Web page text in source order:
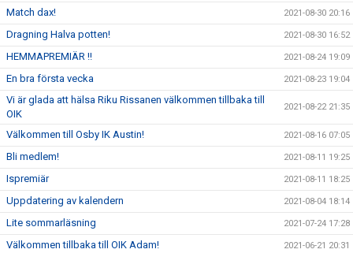
Match dax! 2021-08-30 20:16
Dragning Halva potten! 2021-08-30 16:52
HEMMAPREMIÄR !! 2021-08-24 19:09
En bra första vecka 2021-08-23 19:04
Vi är glada att hälsa Riku Rissanen välkommen tillbaka till
OIK
2021-08-22 21:35
Välkommen till Osby IK Austin! 2021-08-16 07:05
Bli medlem! 2021-08-11 19:25
Ispremiär 2021-08-11 18:25
Uppdatering av kalendern 2021-08-04 18:14
Lite sommarläsning 2021-07-24 17:28
Välkommen tillbaka till OIK Adam! 2021-06-21 20:31